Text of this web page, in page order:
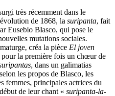
très récemment dans le
de 1868, la suripanta, fait
Eusebio Blasco, qui pose le
mutations sociales.
créa la pièce El joven
pour la première fois un chœur de
, dans un galimatias
les propos de Blasco, les
femmes, principales actrices du
de leur chant « suripanta-la-